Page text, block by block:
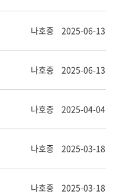
나호중 2025-06-13
나호중 2025-06-13
나호중 2025-04-04
나호중 2025-03-18
나호중 2025-03-18